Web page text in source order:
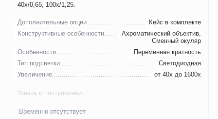
40х/0,65, 100х/1,25.
Дополнительные опции
Кейс в комплекте
Конструктивные особенности
Ахроматический объектив,
Сменный окуляр
Особенности
Переменная кратность
Тип подсветки
Светодиодная
Увеличение
от 40х до 1600х
Узнать о поступлении
Временно отсутствует